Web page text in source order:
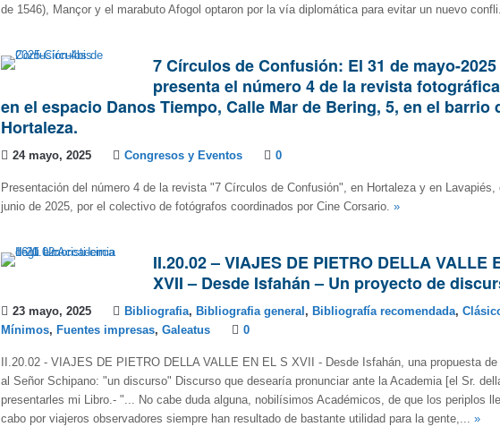
de 1546), Mançor y el marabuto Afogol optaron por la vía diplomática para evitar un nuevo
7 Círculos de Confusión: El 31 de mayo-
presenta el número 4 de la revista
en el espacio Danos Tiempo, Calle Mar de Bering, 5, en el barrio
Hortaleza.
24 mayo, 2025 Congresos y Eventos 0
Presentación del número 4 de la revista "7 Círculos de Confusión", en Hortaleza y en Lavapiés,
junio de 2025, por el colectivo de fotógrafos coordinados por Cine Corsario. »
II.20.02 – VIAJES DE PIETRO DELLA VALLE
XVII – Desde Isfahán – Un proyecto de
23 mayo, 2025 Bibliografia, Bibliografia general , Bibliografía recomendada,
Mínimos, Fuentes impresas, Galeatus 0
II.20.02 - VIAJES DE PIETRO DELLA VALLE EN EL S XVII - Desde Isfahán, una propuesta de
al Señor Schipano: "un discurso" Discurso que desearía pronunciar ante la Academia [el Sr.
presentarles mi Libro.- "... No cabe duda alguna, nobilísimos Académicos, de que los periplos
cabo por viajeros observadores siempre han resultado de bastante utilidad para la gente,... »